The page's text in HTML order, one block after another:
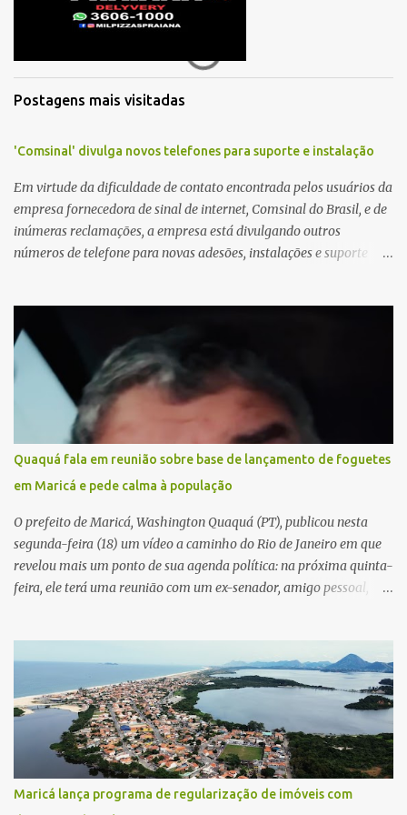
s
Postagens mais visitadas
'Comsinal' divulga novos telefones para suporte e instalação
Em virtude da dificuldade de contato encontrada pelos usuários da
empresa fornecedora de sinal de internet, Comsinal do Brasil, e de
inúmeras reclamações, a empresa está divulgando outros
números de telefone para novas adesões, instalações e suporte
Quaquá fala em reunião sobre base de lançamento de foguetes
em Maricá e pede calma à população
O prefeito de Maricá, Washington Quaquá (PT), publicou nesta
segunda-feira (18) um vídeo a caminho do Rio de Janeiro em que
revelou mais um ponto de sua agenda política: na próxima quinta-
feira, ele terá uma reunião com um ex-senador, amigo pessoal,
atenção pela ousadia do projeto, que colocaria Maricá em um
novo patamar de visibilidade tecnológica e estratégica. Segundo
Quaquá, a conversa será o início de um debate maior sobre a
viabilidade dessa estrutura na cidade. Durante o vídeo, o prefeito
também respondeu às críticas que vem recebendo. Segundo ele,
muitas pessoas estão dizendo que promete muito, mas não estaria
entregando resultados imediatos. Quaquá pediu paciência e
garantiu que os frutos começarão a aparecer em breve. “O pessoal
Maricá lança programa de regularização de imóveis com